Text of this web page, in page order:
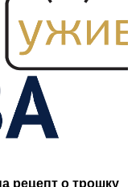
12 spratova -